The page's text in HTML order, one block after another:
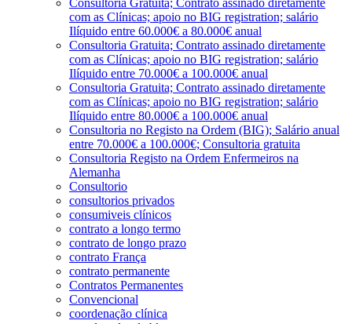
com as Clínicas; apoio no BIG registration; salário
Ilíquido entre 60.000€ a 80.000€ anual
Consultoria Gratuita; Contrato assinado diretamente
com as Clínicas; apoio no BIG registration; salário
Ilíquido entre 70.000€ a 100.000€ anual
Consultoria Gratuita; Contrato assinado diretamente
com as Clínicas; apoio no BIG registration; salário
Ilíquido entre 80.000€ a 100.000€ anual
Consultoria no Registo na Ordem (BIG); Salário anual
entre 70.000€ a 100.000€; Consultoria gratuita
Consultoria Registo na Ordem Enfermeiros na
Alemanha
Consultorio
consultorios privados
consumiveis clínicos
contrato a longo termo
contrato de longo prazo
contrato França
contrato permanente
Contratos Permanentes
Convencional
coordenação clínica